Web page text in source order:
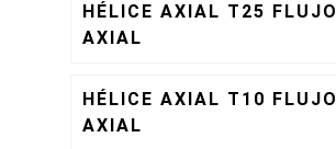
HÉLICE AXIAL T25 FLUJO
AXIAL
HÉLICE AXIAL T10 FLUJO
AXIAL